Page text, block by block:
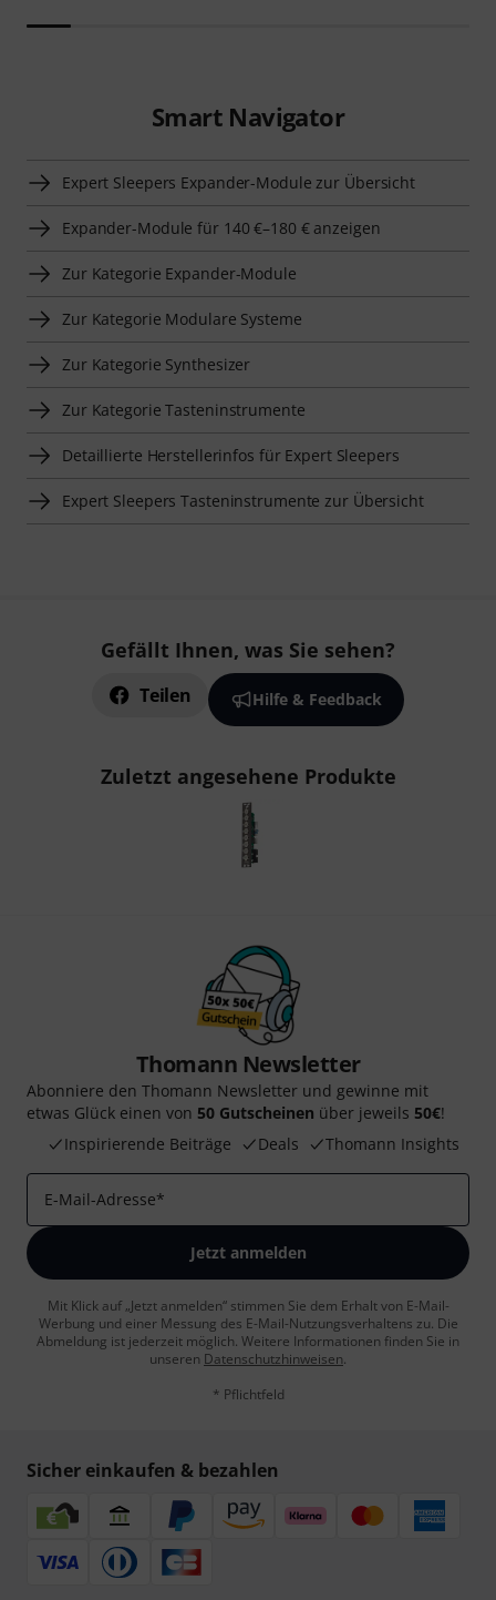
Smart Navigator
Expert Sleepers Expander-Module zur Übersicht
Expander-Module für 140 €–180 € anzeigen
Zur Kategorie Expander-Module
Zur Kategorie Modulare Systeme
Zur Kategorie Synthesizer
Zur Kategorie Tasteninstrumente
Detaillierte Herstellerinfos für Expert Sleepers
Expert Sleepers Tasteninstrumente zur Übersicht
Gefällt Ihnen, was Sie sehen?
Teilen Hilfe & Feedback
Zuletzt angesehene Produkte
Thomann Newsletter
Abonniere den Thomann Newsletter und gewinne mit
etwas Glück einen von 50 Gutscheinen über jeweils 50€!
Inspirierende Beiträge
Deals Thomann Insights
E-Mail-Adresse*
Jetzt anmelden
Mit Klick auf „Jetzt anmelden“ stimmen Sie dem Erhalt von E-Mail-
Werbung und einer Messung des E-Mail-Nutzungsverhaltens zu. Die
Abmeldung ist jederzeit möglich. Weitere Informationen finden Sie in
unseren Datenschutzhinweisen.
* Pflichtfeld
Sicher einkaufen & bezahlen